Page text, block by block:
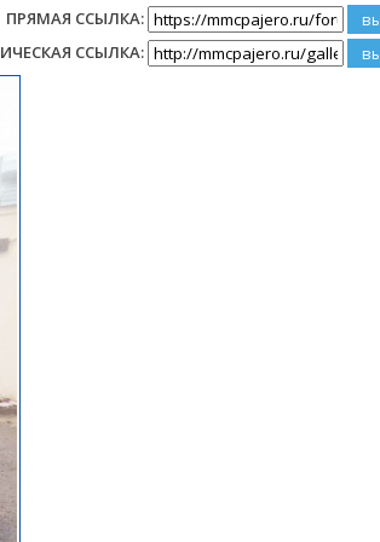
ПРЯМАЯ ССЫЛКА:
ССЫЛКА: